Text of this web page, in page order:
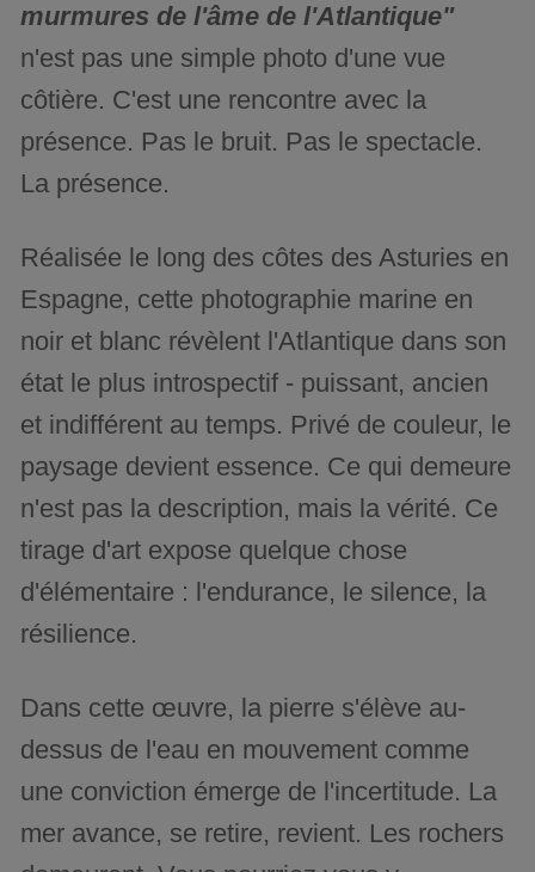
murmures de l'âme de l'Atlantique"
n'est pas une simple photo d'une vue
côtière. C'est une rencontre avec la
présence. Pas le bruit. Pas le spectacle.
La présence.
Réalisée le long des côtes des Asturies en
Espagne, cette photographie marine en
noir et blanc révèlent l'Atlantique dans son
état le plus introspectif - puissant, ancien
et indifférent au temps. Privé de couleur, le
paysage devient essence. Ce qui demeure
n'est pas la description, mais la vérité. Ce
tirage d'art expose quelque chose
d'élémentaire : l'endurance, le silence, la
résilience.
Dans cette œuvre, la pierre s'élève au-
dessus de l'eau en mouvement comme
une conviction émerge de l'incertitude. La
mer avance, se retire, revient. Les rochers